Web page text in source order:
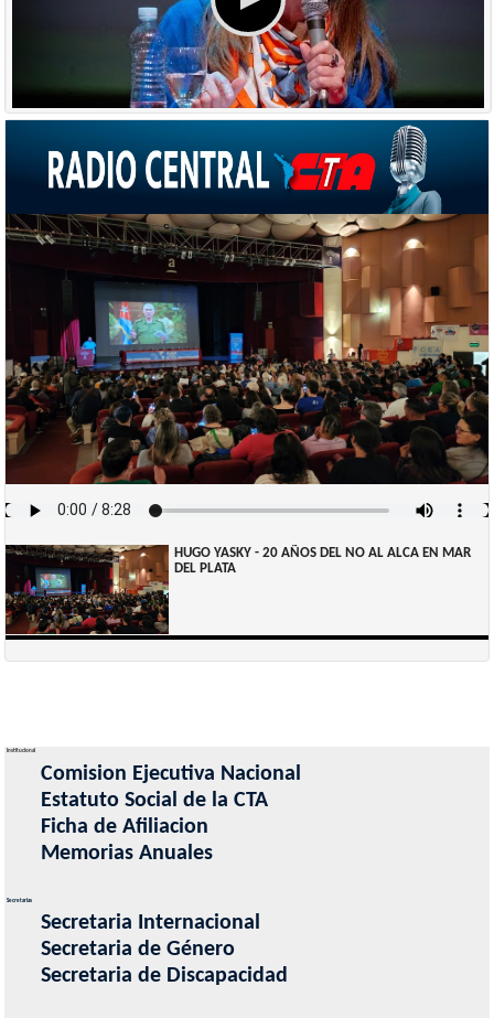
DISCURSO ESTELA DÍAZ - A 20 AÑOS DEL NO AL ALCA
HUGO YASKY - 20 AÑOS DEL NO AL ALCA EN MAR
DEL PLATA
Institucional
Comision Ejecutiva Nacional
Estatuto Social de la CTA
Ficha de Afiliacion
Memorias Anuales
Secretarias
Secretaria Internacional
Secretaria de Género
Secretaria de Discapacidad